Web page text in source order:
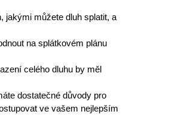
jakými můžete dluh splatit, a
na splátkovém plánu
celého dluhu by měl
dostatečné důvody pro
ve vašem nejlepším